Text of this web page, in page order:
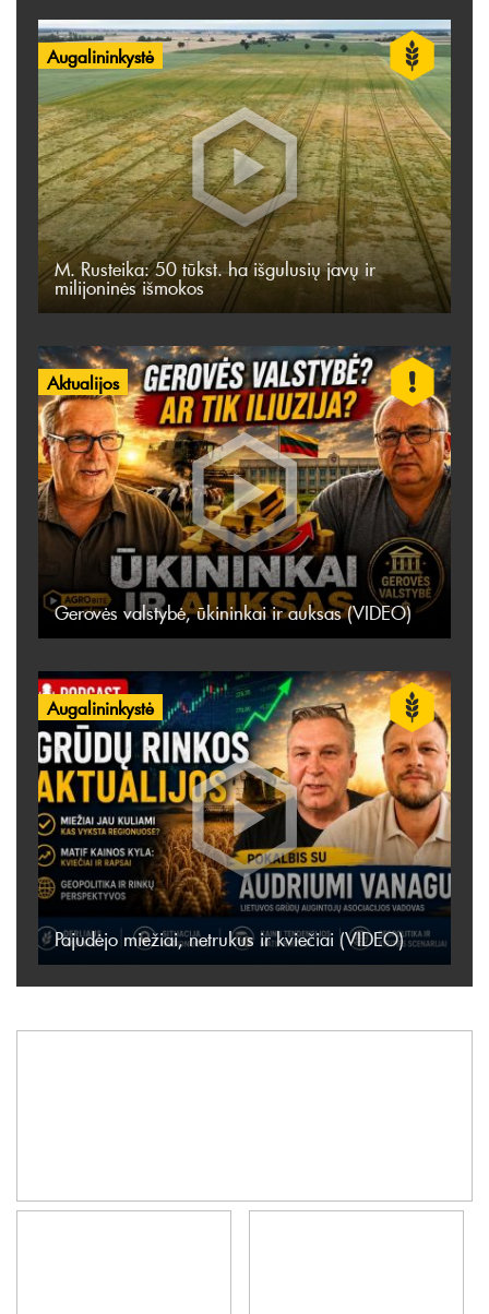
Augalininkystė
M. Rusteika: 50 tūkst. ha išgulusių javų ir
milijoninės išmokos
Aktualijos
Gerovės valstybė, ūkininkai ir auksas (VIDEO)
Augalininkystė
Pajudėjo miežiai, netrukus ir kviečiai (VIDEO)